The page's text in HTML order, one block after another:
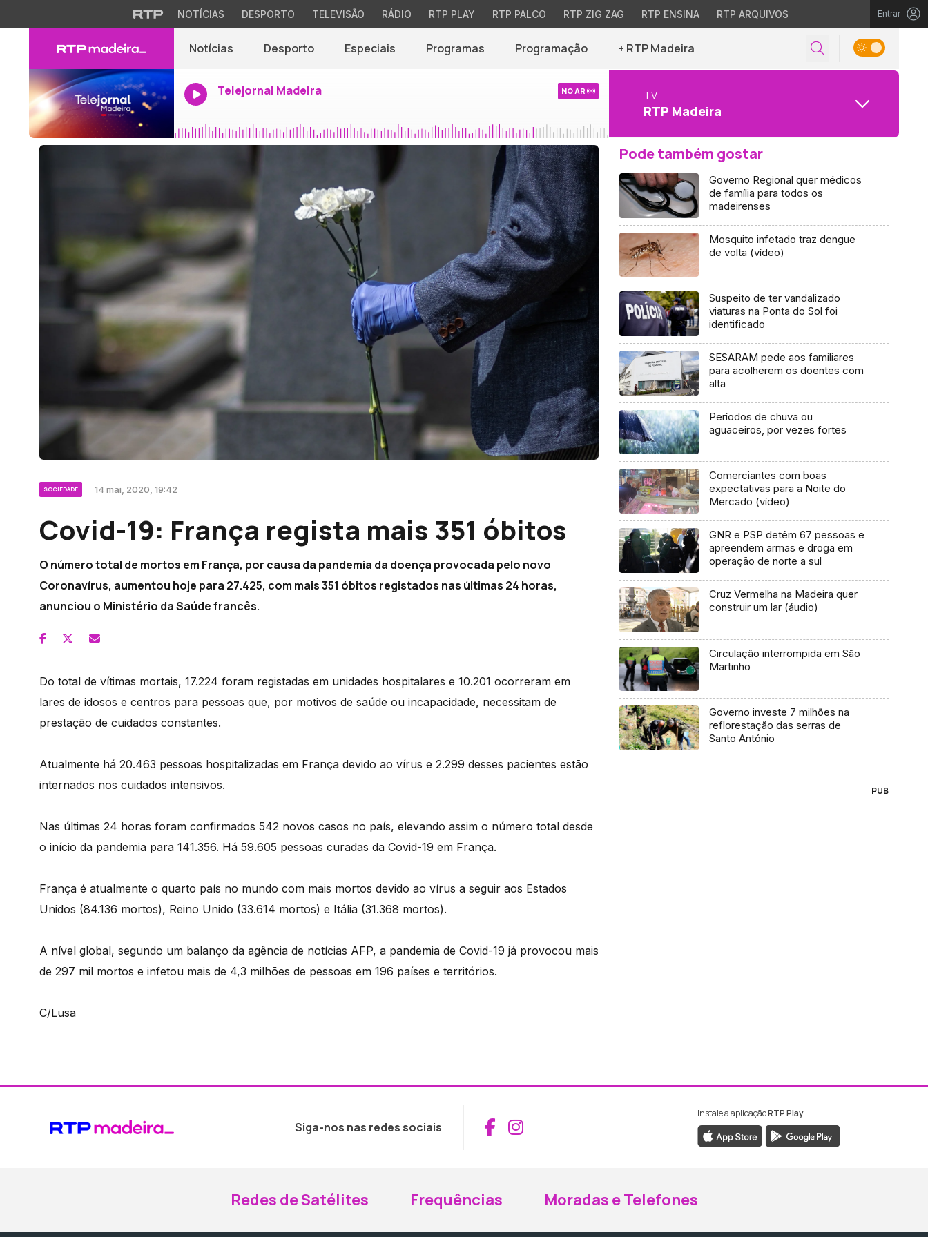
NOTÍCIAS DESPORTO TELEVISÃO RÁDIO RTP PLAY RTP PALCO RTP ZIG ZAG RTP ENSINA RTP ARQUIVOS Entrar
Notícias Desporto Especiais Programas Programação + RTP Madeira
Telejornal Madeira NO AR TV
RTP Madeira
SOCIEDADE 14 mai, 2020, 19:42
Covid-19: França regista mais 351 óbitos
O número total de mortos em França, por causa da pandemia da doença provocada pelo novo
Coronavírus, aumentou hoje para 27.425, com mais 351 óbitos registados nas últimas 24 horas,
anunciou o Ministério da Saúde francês.
Do total de vítimas mortais, 17.224 foram registadas em unidades hospitalares e 10.201 ocorreram em
lares de idosos e centros para pessoas que, por motivos de saúde ou incapacidade, necessitam de
prestação de cuidados constantes.
Atualmente há 20.463 pessoas hospitalizadas em França devido ao vírus e 2.299 desses pacientes estão
internados nos cuidados intensivos.
Nas últimas 24 horas foram confirmados 542 novos casos no país, elevando assim o número total desde
o início da pandemia para 141.356. Há 59.605 pessoas curadas da Covid-19 em França.
França é atualmente o quarto país no mundo com mais mortos devido ao vírus a seguir aos Estados
Unidos (84.136 mortos), Reino Unido (33.614 mortos) e Itália (31.368 mortos).
A nível global, segundo um balanço da agência de notícias AFP, a pandemia de Covid-19 já provocou mais
de 297 mil mortos e infetou mais de 4,3 milhões de pessoas em 196 países e territórios.
C/Lusa
Pode também gostar
Governo Regional quer médicos
de família para todos os
madeirenses
Mosquito infetado traz dengue
de volta (vídeo)
Suspeito de ter vandalizado
viaturas na Ponta do Sol foi
identificado
SESARAM pede aos familiares
para acolherem os doentes com
alta
Períodos de chuva ou
aguaceiros, por vezes fortes
Comerciantes com boas
expectativas para a Noite do
Mercado (vídeo)
GNR e PSP detêm 67 pessoas e
apreendem armas e droga em
operação de norte a sul
Cruz Vermelha na Madeira quer
construir um lar (áudio)
Circulação interrompida em São
Martinho
Governo investe 7 milhões na
reflorestação das serras de
Santo António
PUB
Siga-nos nas redes sociais Aceder ao Facebook da RTP Madeira
Aceder ao Instagram da RTP Madeira
Instale a aplicaçãoRTP Play
Redes de Satélites Frequências Moradas e Telefones